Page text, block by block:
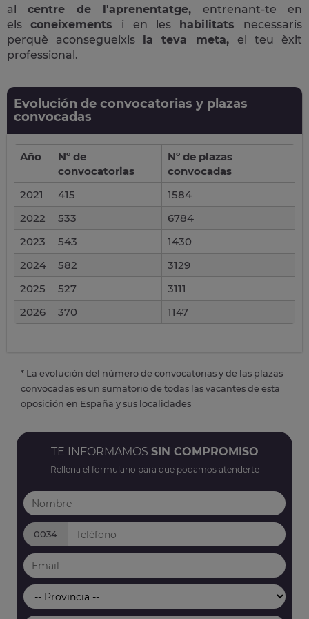
al centre de l'aprenentatge, entrenant-te en
elsconeixements i en les habilitats necessaris
perquè aconsegueixis la teva meta, el teu èxit
professional.
Evolución de convocatorias y plazas
convocadas
Año
Nº de
convocatorias
Nº de plazas
convocadas
2021
415
1584
2022
533
6784
2023
543
1430
2024
582
3129
2025
527
3111
2026
370 1147
* La evolución del número de convocatorias y de las plazas
convocadas es un sumatorio de todas las vacantes de esta
oposición en España y sus localidades
TE INFORMAMOS SIN COMPROMISO
Rellena el formulario para que podamos atenderte
0034